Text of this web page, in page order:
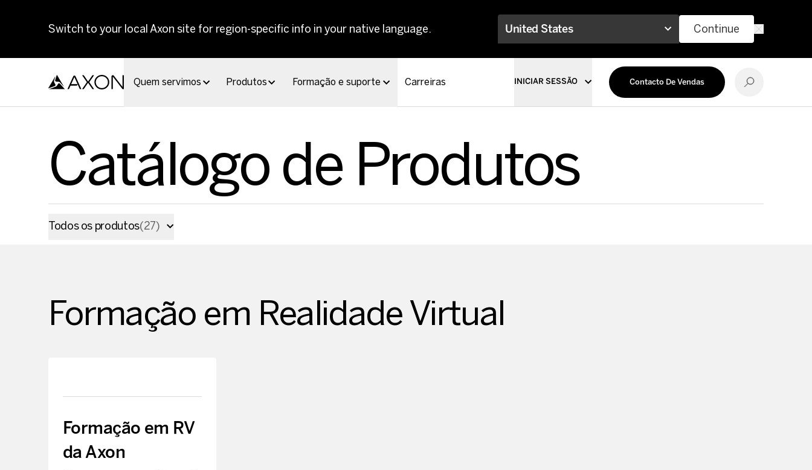
Switch to your local Axon site for region-specific info in your native language. United States Continue
Quem servimos Produtos Formação e suporte Carreiras INICIAR SESSÃO Contacto De Vendas
Catálogo de Produtos
Todos os produtos(27)
Formação em Realidade Virtual
Formação em RV
da Axon